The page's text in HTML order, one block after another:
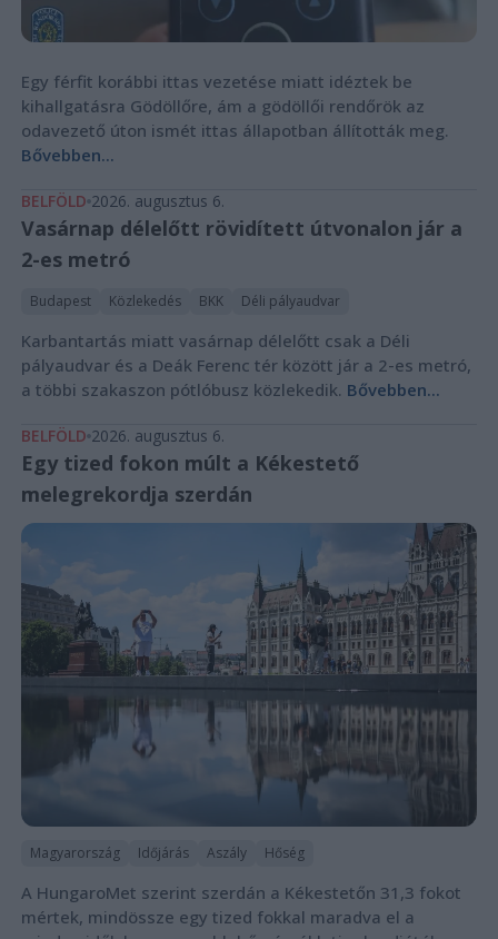
Egy férfit korábbi ittas vezetése miatt idéztek be
kihallgatásra Gödöllőre, ám a gödöllői rendőrök az
odavezető úton ismét ittas állapotban állították meg.
Bővebben...
BELFÖLD 2026. augusztus 6.
Vasárnap délelőtt rövidített útvonalon jár a
2-es metró
Budapest Közlekedés BKK Déli pályaudvar
Karbantartás miatt vasárnap délelőtt csak a Déli
pályaudvar és a Deák Ferenc tér között jár a 2-es metró,
a többi szakaszon pótlóbusz közlekedik. Bővebben...
BELFÖLD 2026. augusztus 6.
Egy tized fokon múlt a Kékestető
melegrekordja szerdán
Magyarország Időjárás Aszály Hőség
A HungaroMet szerint szerdán a Kékestetőn 31,3 fokot
mértek, mindössze egy tized fokkal maradva el a